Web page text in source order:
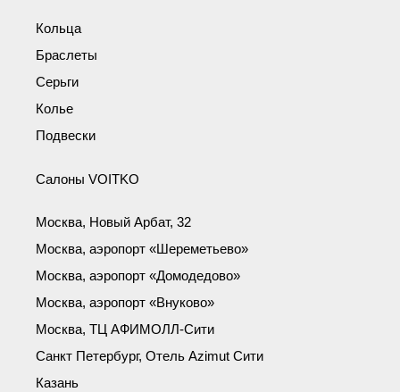
Кольца
Браслеты
Серьги
Колье
Подвески
Салоны VOITKO
Москва, Новый Арбат, 32
Москва, аэропорт «Шереметьево»
Москва, аэропорт «Домодедово»
Москва, аэропорт «Внуково»
Москва, ТЦ АФИМОЛЛ-Сити
Санкт Петербург, Отель Azimut Сити
Казань